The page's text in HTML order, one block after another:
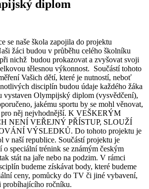
diplom
se naše škola zapojila do projektu
žáci budou v průběhu celého školníku
nichž budou prokazovat a zvyšovat svoji
tělesnou výkonnost. Součástí tohoto
Vašich dětí, které je nutností, neboť
disciplín budou údaje každého žáka
vystaven Olympijský diplom (vysvědčení),
jakému sportu by se mohl věnovat,
pro něj nejvhodnější. K VEŠKERÝM
NENÍ VEŘEJNÝ PŘÍSTUP, SLOUŽÍ
VÝSLEDKŮ. Do tohoto projektu je
v naší republice. Součástí projektu je
o speciální trénink se známým českým
stát na jaře nebo na podzim. V rámci
budeme získávat body, které budeme
ceny, pomůcky do TV či jiné vybavení,
probíhajícího ročníku.